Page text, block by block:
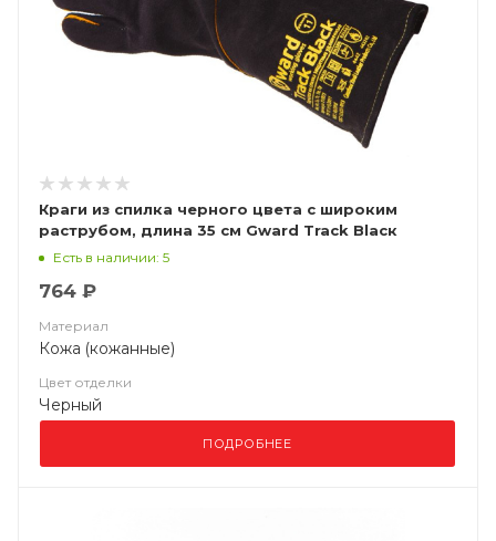
Краги из спилка черного цвета с широким
раструбом, длина 35 см Gward Track Blacк
Есть в наличии: 5
764 ₽
Материал
Кожа (кожанные)
Цвет отделки
Черный
ПОДРОБНЕЕ